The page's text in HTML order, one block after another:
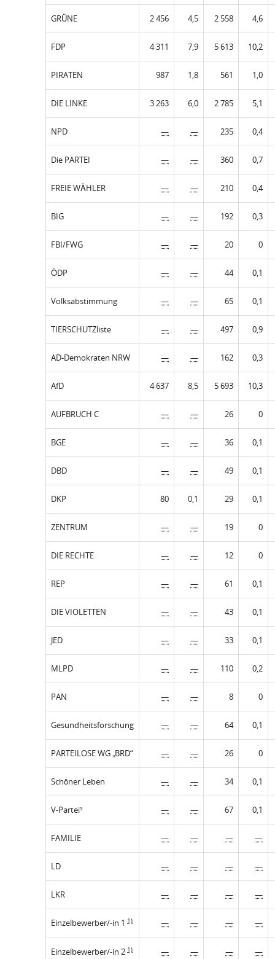
GRÜNE 2 456 4,5 2 558 4,6
FDP 4 311 7,9 5 613 10,2
PIRATEN 987 1,8 561 1,0
DIE LINKE 3 263 6,0 2 785 5,1
NPD — — 235 0,4
Die PARTEI — — 360 0,7
FREIE WÄHLER — — 210 0,4
BIG — — 192 0,3
FBI/FWG — — 20 0
ÖDP — — 44 0,1
Volksabstimmung — — 65 0,1
TIERSCHUTZliste — — 497 0,9
AD-Demokraten NRW — — 162 0,3
AfD 4 637 8,5 5 693 10,3
AUFBRUCH C — — 26 0
BGE — — 36 0,1
DBD — — 49 0,1
DKP 80 0,1 29 0,1
ZENTRUM — — 19 0
DIE RECHTE — — 12 0
REP — — 61 0,1
DIE VIOLETTEN — — 43 0,1
JED — — 33 0,1
MLPD — — 110 0,2
PAN — — 8 0
Gesundheitsforschung — — 64 0,1
PARTEILOSE WG „BRD“ — — 26 0
Schöner Leben — — 34 0,1
V-Partei³ — — 67 0,1
FAMILIE — — — —
LD — — — —
LKR — — — —
Einzelbewerber/-in 1 1) — — — —
Einzelbewerber/-in 2 1) — — — —